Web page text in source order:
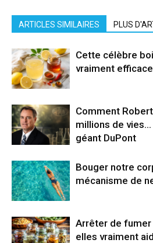
ARTICLES SIMILAIRES PLUS
Cette célèbre
vraiment
Comment
millions de
géant DuPont
Bouger notre
mécanisme de
Arrêter de fumer
elles vraiment